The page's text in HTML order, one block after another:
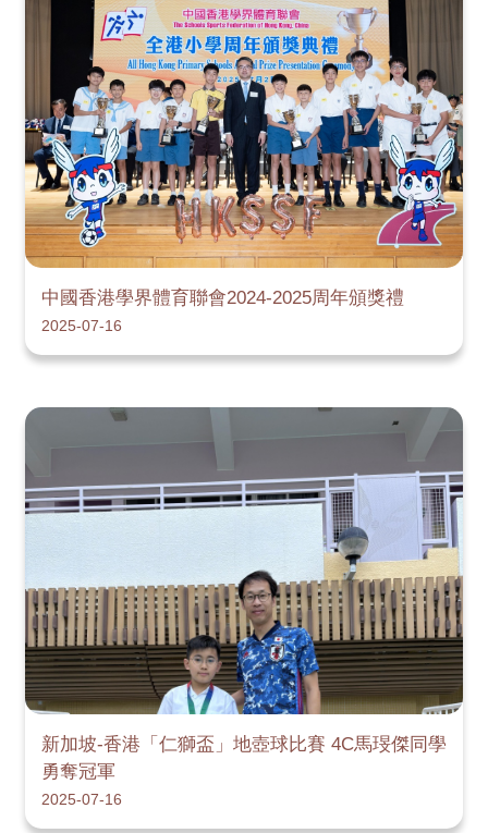
中國香港學界體育聯會2024-2025周年頒獎禮
2025-07-16
新加坡-香港「仁獅盃」地壺球比賽 4C馬琝傑同學
勇奪冠軍
2025-07-16